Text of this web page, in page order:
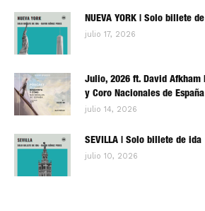
NUEVA YORK | Solo billete
julio 17, 2026
Julio, 2026 ft. David Afkham
y Coro Nacionales de España
julio 14, 2026
SEVILLA | Solo billete de ida
julio 10, 2026